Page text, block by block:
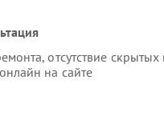
отсутствие скрытых
на сайте